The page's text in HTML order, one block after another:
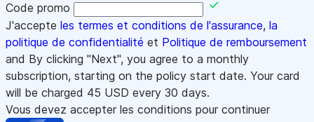
Code promo
J'accepte les termes et conditions de l'assurance, la
politique de confidentialité et Politique de remboursement
and By clicking "Next", you agree to a monthly
subscription, starting on the policy start date. Your card
will be charged 45 USD every 30 days.
Vous devez accepter les conditions pour continuer